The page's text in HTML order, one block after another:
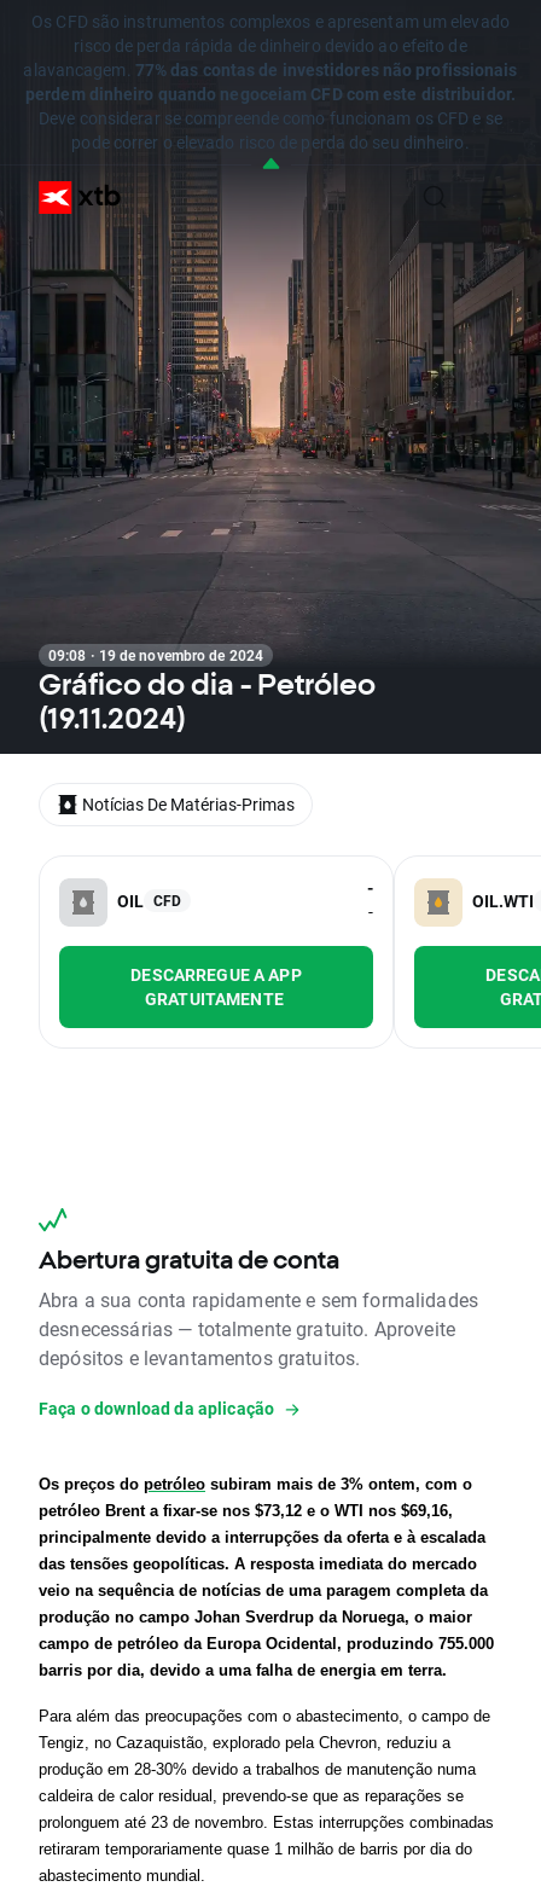
Os CFD são instrumentos complexos e apresentam um elevado
risco de perda rápida de dinheiro devido ao efeito de
alavancagem. 77% das contas de investidores não profissionais
perdem dinheiro quando negoceiam CFD com este distribuidor.
Deve considerar se compreende como funcionam os CFD e se
pode correr o elevado risco de perda do seu dinheiro.
09:08 · 19 de novembro de 2024
Gráfico do dia - Petróleo
(19.11.2024)
OIL CFD
-
-
DESCARREGUE A APP
GRATUITAMENTE
OIL.WTI
Abertura gratuita de conta
Abra a sua conta rapidamente e sem formalidades
desnecessárias — totalmente gratuito. Aproveite
depósitos e levantamentos gratuitos.
Faça o download da aplicação
Os preços do petróleo subiram mais de 3% ontem, com o
petróleo Brent a fixar-se nos $73,12 e o WTI nos $69,16,
principalmente devido a interrupções da oferta e à escalada
das tensões geopolíticas. A resposta imediata do mercado
veio na sequência de notícias de uma paragem completa da
produção no campo Johan Sverdrup da Noruega, o maior
campo de petróleo da Europa Ocidental, produzindo 755.000
barris por dia, devido a uma falha de energia em terra.
Para além das preocupações com o abastecimento, o campo de
Tengiz, no Cazaquistão, explorado pela Chevron, reduziu a
produção em 28-30% devido a trabalhos de manutenção numa
caldeira de calor residual, prevendo-se que as reparações se
prolonguem até 23 de novembro. Estas interrupções combinadas
retiraram temporariamente quase 1 milhão de barris por dia do
abastecimento mundial.
Notícias De Matérias-Primas